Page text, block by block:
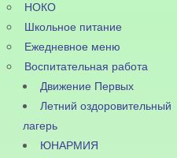
НОКО
Школьное питание
Ежедневное меню
Воспитательная работа
Движение Первых
Летний оздоровительный
лагерь
ЮНАРМИЯ